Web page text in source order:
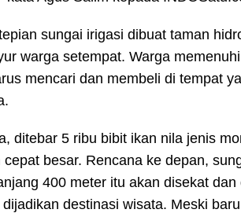
sungai irigasi dibuat taman
warga setempat. Warga
mencari dan membeli di tempat
ditebar 5 ribu bibit ikan nila jenis
cepat besar. Rencana ke depan,
400 meter itu akan disekat
destinasi wisata. Meski